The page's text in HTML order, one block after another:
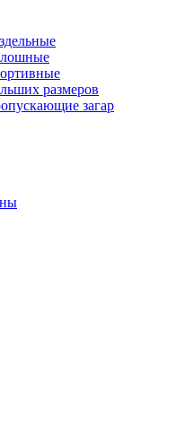
размеров
загар